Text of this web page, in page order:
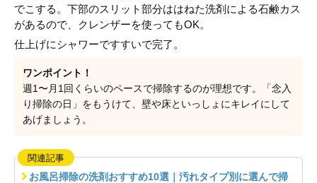
でこする。下部のスリット部分ははねた洗剤による石鹸カス
があるので、クレンザーを使ってもOK。
仕上げにシャワーですすいで完了。
ワンポイント！
週1〜月1回くらいのペースで掃除するのが理想です。「念入
り掃除の日」をもうけて、壁や床といっしょにキレイにして
あげましょう。
関連記事
お風呂掃除の洗剤おすすめ10選｜汚れタイプ別に選んで掃